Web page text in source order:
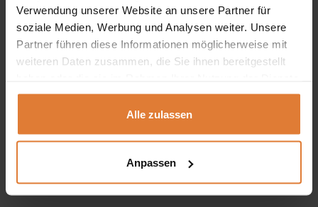
Verwendung unserer Website an unsere Partner für
soziale Medien, Werbung und Analysen weiter. Unsere
Partner führen diese Informationen möglicherweise mit
weiteren Daten zusammen, die Sie ihnen bereitgestellt
gesammelt haben.
Alle zulassen
Anpassen
von hochwertigen, optisch ansprechenden
Bezugsmaterialien und dem modischen Design des
Kopfteils fügt sich Bett Massi perfekt in ein modernes
Einzigartigkeit.
Breite: 140 / 160 / 180 cm